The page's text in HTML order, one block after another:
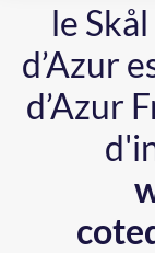
le
d’Azur
d’Azur